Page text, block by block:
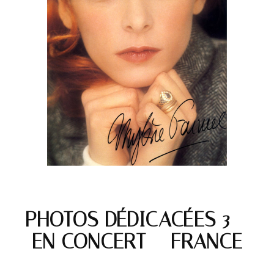
PHOTOS DÉDICACÉES 3 –
EN CONCERT – FRANCE